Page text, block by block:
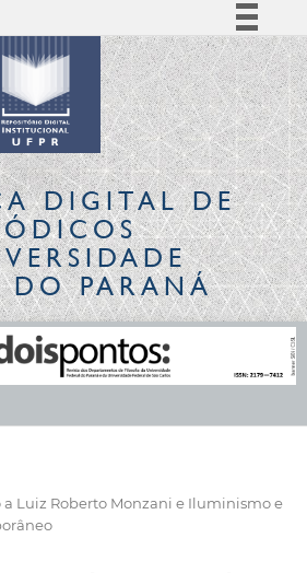
Simplifique!
Comunica BR
Participe
Acesso à informação
Legislação
Canais
DIGITALDE
DO PARANÁ
a Luiz Roberto Monzani e Iluminismo e